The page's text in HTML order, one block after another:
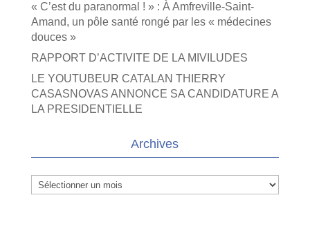
« C’est du paranormal ! » : À Amfreville-Saint-
Amand, un pôle santé rongé par les « médecines
douces »
RAPPORT D’ACTIVITE DE LA MIVILUDES
LE YOUTUBEUR CATALAN THIERRY
CASASNOVAS ANNONCE SA CANDIDATURE A
LA PRESIDENTIELLE
Archives
Archives